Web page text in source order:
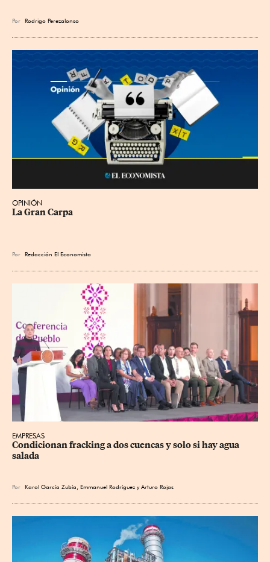
Por Rodrigo Perezalonso
OPINIÓN
La Gran Carpa
Por Redacción El Economista
EMPRESAS
Condicionan fracking a dos cuencas y solo si hay agua
salada
Por Karol García Zubía, Emmanuel Rodríguez yArturo Rojas